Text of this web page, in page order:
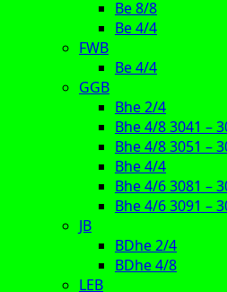
Be 8/8
Be 4/4
FWB
Be 4/4
GGB
Bhe 2/4
Bhe 4/8 3041 –
Bhe 4/8 3051 –
Bhe 4/4
Bhe 4/6 3081 –
Bhe 4/6 3091 –
JB
BDhe 2/4
BDhe 4/8
LEB